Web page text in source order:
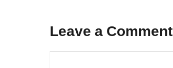
Leave a Comment
Comment